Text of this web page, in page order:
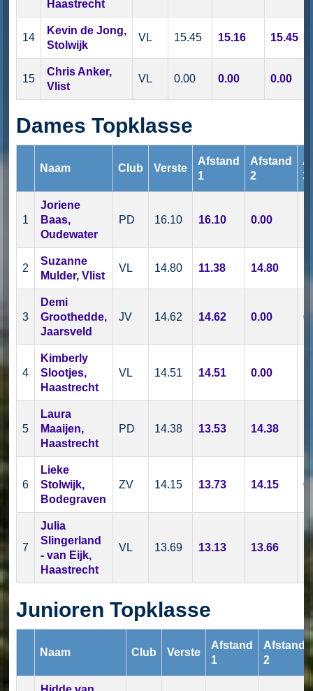
Haastrecht
14
Kevin de Jong,
Stolwijk
VL 15.45 15.16 15.45
15
Chris Anker,
Vlist
VL 0.00 0.00 0.00
Dames Topklasse
Naam Club Verste
Afstand
1
Afstand
2
3
1
Joriene
Baas,
Oudewater
PD 16.10 16.10 0.00
2
Suzanne
Mulder, Vlist
VL 14.80 11.38 14.80
3
Demi
Groothedde,
Jaarsveld
JV 14.62 14.62 0.00
4
Kimberly
Slootjes,
Haastrecht
VL 14.51 14.51 0.00
5
Laura
Maaijen,
Haastrecht
PD 14.38 13.53 14.38
6
Lieke
Stolwijk,
Bodegraven
ZV 14.15 13.73 14.15
7
Julia
Slingerland
- van Eijk,
Haastrecht
VL 13.69 13.13 13.66
Junioren Topklasse
Naam Club Verste
Afstand
1
Afstand
2